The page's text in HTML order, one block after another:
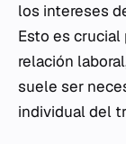
los intereses
Esto es
relación
suele ser
individual del